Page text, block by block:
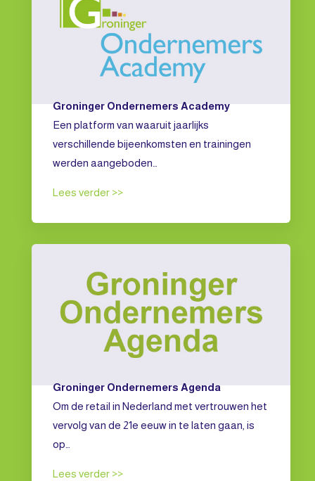
Groninger Ondernemers Academy
Een platform van waaruit jaarlijks
verschillende bijeenkomsten en trainingen
werden aangeboden…
Lees verder >>
Groninger Ondernemers Agenda
Om de retail in Nederland met vertrouwen het
vervolg van de 21e eeuw in te laten gaan, is
op…
Lees verder >>